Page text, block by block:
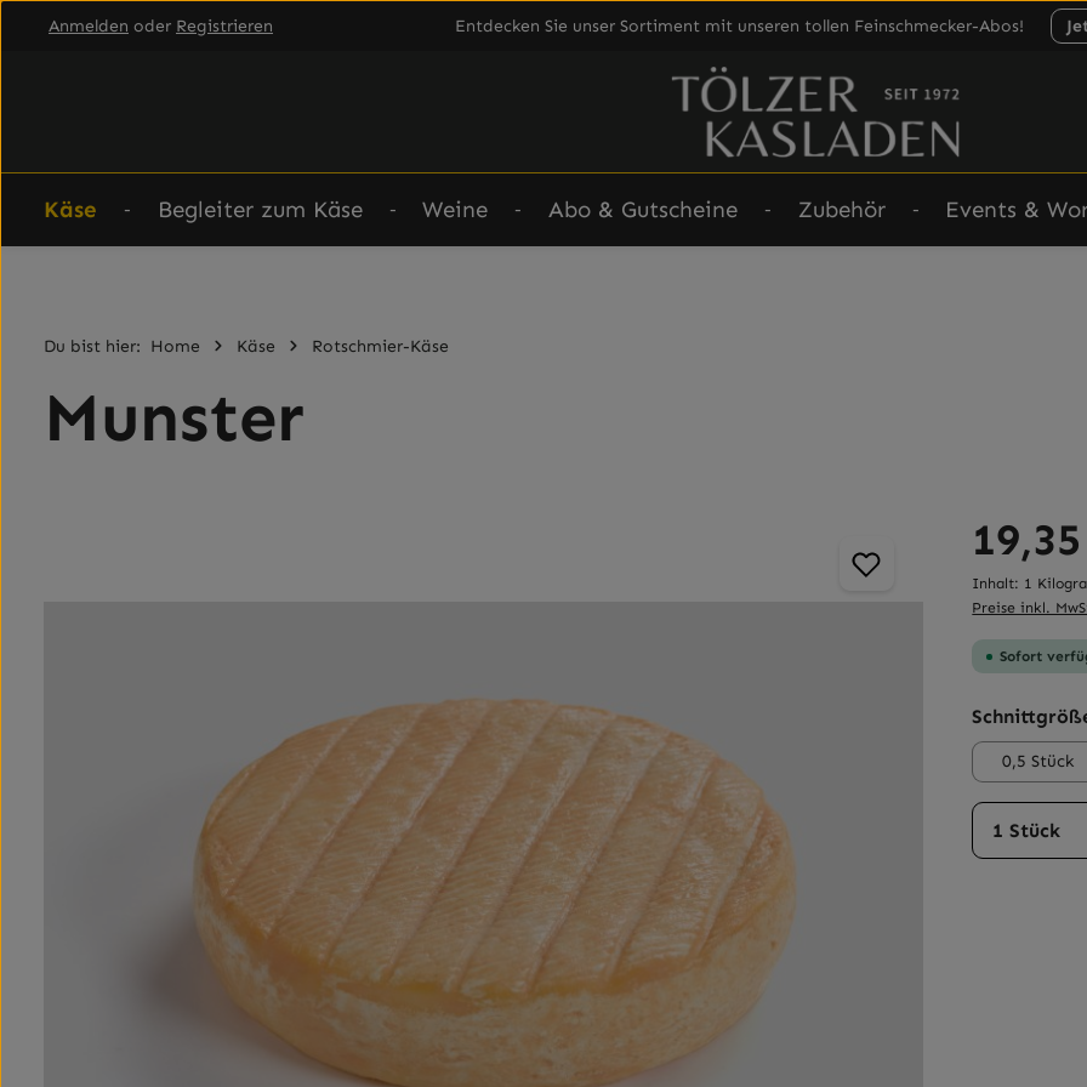
Hauptinhalt springen
Zur Hauptnavigation springen
Anmelden oder Registrieren Entdecken Sie unser Sortiment mit unseren tollen Feinschmecker-Abos!
Käse Begleiter zum Käse Weine Abo & Gutscheine Zubehör Events &
Du bist hier: Home Käse Rotschmier-Käse
Munster
Inhalt: 1
Preise inkl.
Sofort
0,5 Stück
Produkt